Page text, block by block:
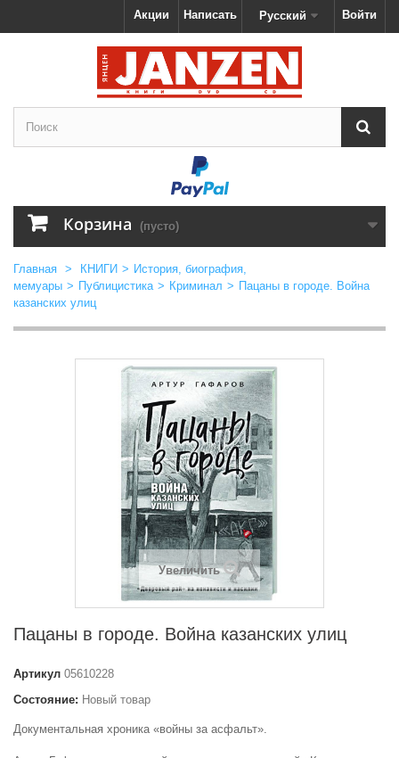
Войти
Русский
Написать
Акции
Корзина (пусто)
Главная > КНИГИ > История, биография,
мемуары > Публицистика > Криминал > Пацаны в городе. Война
казанских улиц
Увеличить
Пацаны в городе. Война казанских улиц
Артикул 05610228
Состояние: Новый товар
Документальная хроника «войны за асфальт».